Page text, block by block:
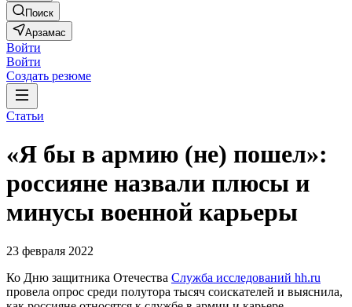
Поиск
Арзамас
Войти
Войти
Создать резюме
Статьи
«Я бы в армию (не) пошел»:
россияне назвали плюсы и
минусы военной карьеры
23 февраля 2022
Ко Дню защитника Отечества Служба исследований hh.ru
провела опрос среди полутора тысяч соискателей и выяснила,